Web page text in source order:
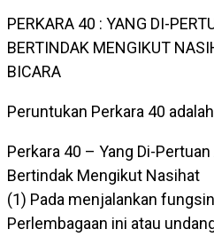
PERKARA 40 : YANG DI-
BERTINDAK MENGIKUT
BICARA
Peruntukan Perkara 40
Perkara 40 – Yang Di-
Bertindak Mengikut Nasihat
(1) Pada menjalankan
Perlembagaan ini atau